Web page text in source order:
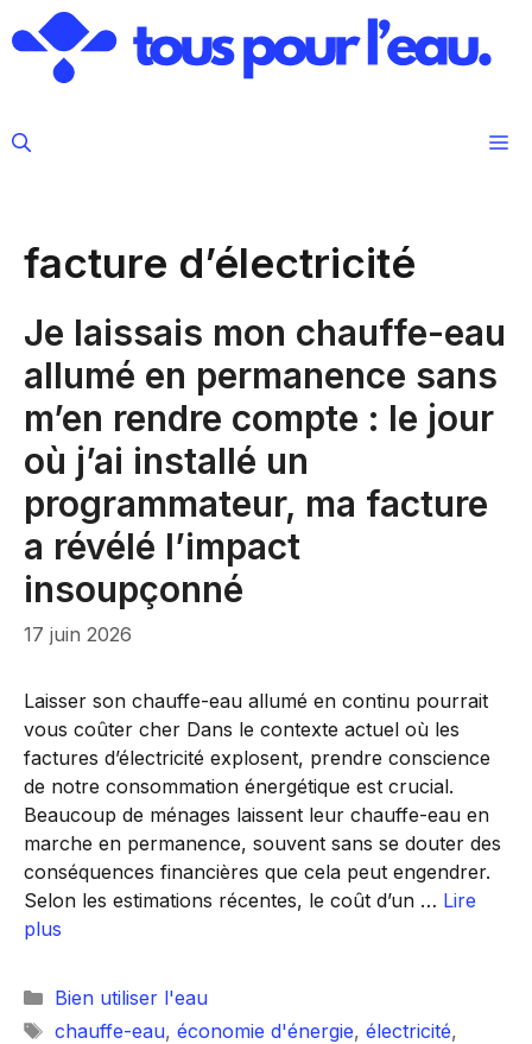
au
contenu
facture d’électricité
Je laissais mon chauffe-eau
allumé en permanence sans
m’en rendre compte : le jour
où j’ai installé un
programmateur, ma facture
a révélé l’impact
insoupçonné
17 juin 2026
Laisser son chauffe-eau allumé en continu pourrait
vous coûter cher Dans le contexte actuel où les
factures d’électricité explosent, prendre conscience
de notre consommation énergétique est crucial.
Beaucoup de ménages laissent leur chauffe-eau en
marche en permanence, souvent sans se douter des
conséquences financières que cela peut engendrer.
Selon les estimations récentes, le coût d’un … Lire
plus
Catégories
Bien utiliser l'eau
Étiquettes
chauffe-eau, économie d'énergie, électricité,